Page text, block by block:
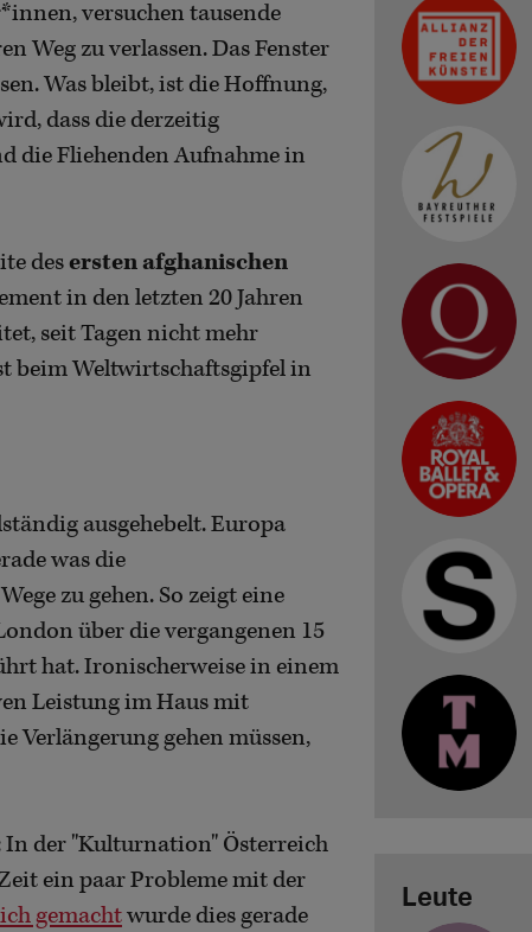
versuchen tausende
Weg zu verlassen. Das Fenster
Was bleibt, ist die Hoffnung,
dass die derzeitig
die Fliehenden Aufnahme in
desersten afghanischen
in den letzten 20 Jahren
seit Tagen nicht mehr
beim Weltwirtschaftsgipfel in
ausgehebelt. Europa
was die
zu gehen. So zeigt eine
über die vergangenen 15
hat. Ironischerweise in einem
Leistung im Haus mit
Verlängerung gehen müssen,
In der "Kulturnation" Österreich
ein paar Probleme mit der
gemachtwurde dies gerade
Leute